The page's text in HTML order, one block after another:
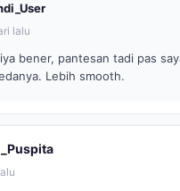
lalu
bener, pantesan tadi pas
Lebih smooth.